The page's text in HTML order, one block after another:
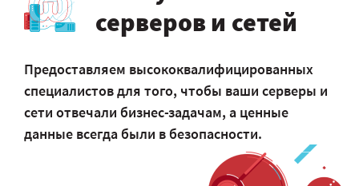
серверов и сетей
Предоставляем высококвалифицированных
специалистов для того, чтобы ваши серверы и
сети отвечали бизнес-задачам, а ценные
данные всегда были в безопасности.